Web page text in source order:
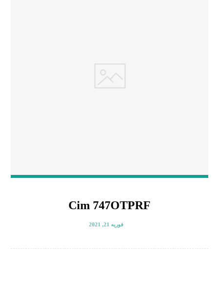
Cim 747OTPRF
فوریه 21, 2021